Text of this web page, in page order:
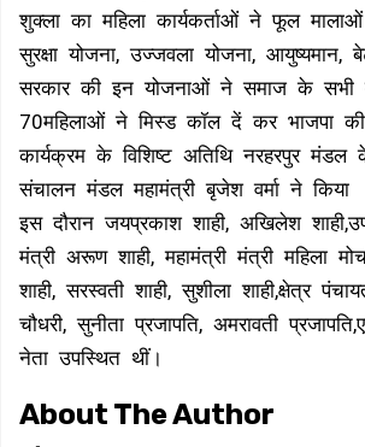
शुक्ला का महिला कार्यकर्ताओं ने फूल
सुरक्षा योजना, उज्जवला योजना,
सरकार की इन योजनाओं ने समाज के सभी
70महिलाओं ने मिस्ड कॉल दें कर भाजपा
कार्यक्रम के विशिष्ट अतिथि नरहरपुर
संचालन मंडल महामंत्री बृजेश वर्मा ने किया
इस दौरान जयप्रकाश शाही, अखिलेश
मंत्री अरूण शाही, महामंत्री मंत्री महिला
शाही, सरस्वती शाही, सुशीला शाही,क्षेत्र
चौधरी, सुनीता प्रजापति, अमरावती
नेता उपस्थित थीं।
About The Author